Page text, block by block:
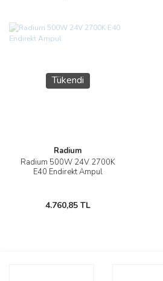
Tükendi
Radium
Radium 500W 24V 2700K
E40 Endirekt Ampul
4.760,85 TL